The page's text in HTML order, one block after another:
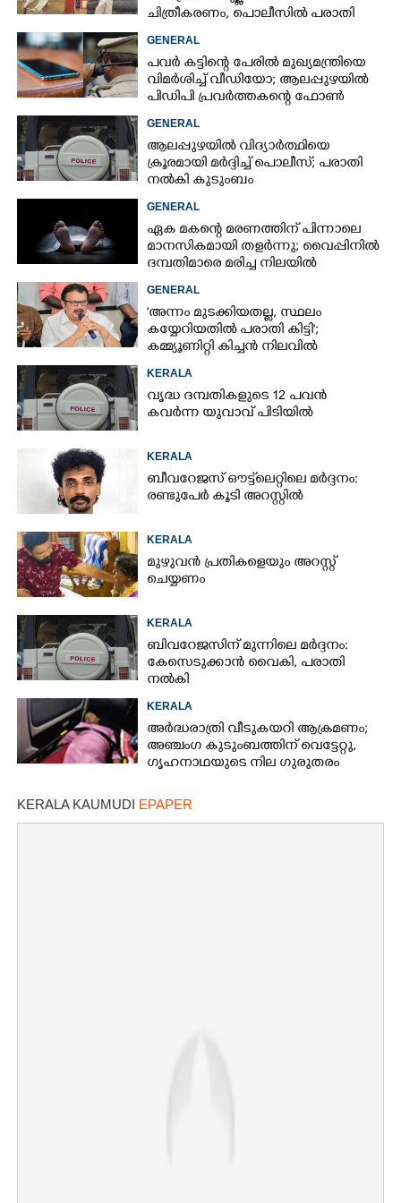
ചിത്രീകരണം, പൊലീസിൽ പരാതി
GENERAL
പവർ കട്ടിന്റെ പേരിൽ മുഖ്യമന്ത്രിയെ
വിമർശിച്ച് വീഡിയോ; ആലപ്പുഴയിൽ
പിഡിപി പ്രവർത്തകന്റെ ഫോൺ
GENERAL
ആലപ്പുഴയിൽ വിദ്യാർത്ഥിയെ
ക്രൂരമായി മർദ്ദിച്ച് പൊലീസ്; പരാതി
നൽകി കുടുംബം
GENERAL
ഏക മകന്റെ മരണത്തിന് പിന്നാലെ
മാനസികമായി തളർന്നു; വൈപ്പിനിൽ
ദമ്പതിമാരെ മരിച്ച നിലയിൽ
GENERAL
'അന്നം മുടക്കിയതല്ല, സ്ഥലം
കയ്യേറിയതിൽ പരാതി കിട്ടി';
കമ്മ്യൂണിറ്റി കിച്ചൻ നിലവിൽ
KERALA
വൃദ്ധ ദമ്പതികളുടെ 12 പവൻ
കവർന്ന യുവാവ് പിടിയിൽ
KERALA
ബീവറേജസ് ഔട്ട്‌ലെറ്റിലെ മർദ്ദനം:
രണ്ടുപേർ കൂടി അറസ്റ്റിൽ
KERALA
മുഴുവൻ പ്രതികളെയും അറസ്റ്റ്
ചെയ്യണം
KERALA
ബിവറേജസിന് മുന്നിലെ മർദ്ദനം:
കേസെടുക്കാൻ വൈകി, പരാതി
നൽകി
KERALA
അർദ്ധരാത്രി വീടുകയറി ആക്രമണം;
അഞ്ചംഗ കുടുംബത്തിന് വെട്ടേറ്റു,
ഗൃഹനാഥയുടെ നില ഗുരുതരം
KERALA KAUMUDI EPAPER